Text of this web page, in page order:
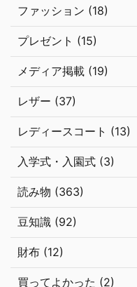
ファッション (18)
プレゼント (15)
メディア掲載 (19)
レザー (37)
レディースコート (13)
入学式・入園式 (3)
読み物 (363)
豆知識 (92)
財布 (12)
買ってよかった (2)